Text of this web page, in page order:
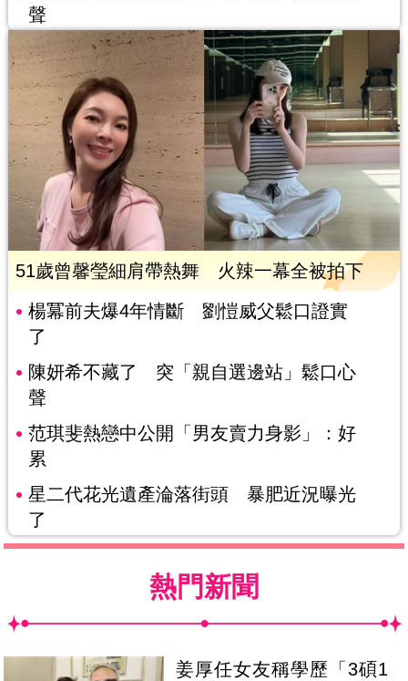
聲
51歲曾馨瑩細肩帶熱舞 火辣一幕全被拍下
楊冪前夫爆4年情斷 劉愷威父鬆口證實
了
陳妍希不藏了 突「親自選邊站」鬆口心
聲
范琪斐熱戀中公開「男友賣力身影」：好
累
星二代花光遺產淪落街頭 暴肥近況曝光
了
熱門新聞
姜厚任女友稱學歷「3碩1